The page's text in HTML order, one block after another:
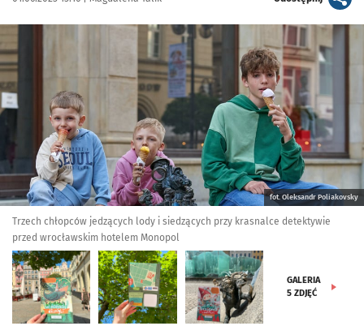
Kliknij, aby zobaczyć galerię
fot. Oleksandr Poliakovsky
Trzech chłopców jedzących lody i siedzących przy krasnalce detektywie
przed wrocławskim hotelem Monopol
GALERIA
5 ZDJĘĆ